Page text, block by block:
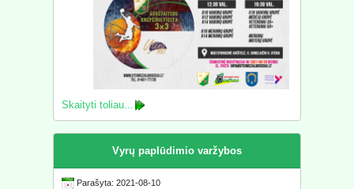
Skaityti toliau...
Vyrų paplūdimio varžybos
Parašyta: 2021-08-10